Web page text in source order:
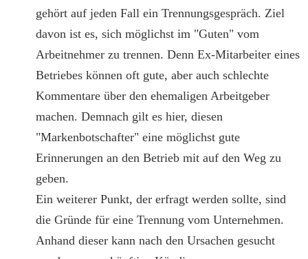
gehört auf jeden Fall ein Trennungsgespräch. Ziel
davon ist es, sich möglichst im "Guten" vom
Arbeitnehmer zu trennen. Denn Ex-Mitarbeiter eines
Betriebes können oft gute, aber auch schlechte
Kommentare über den ehemaligen Arbeitgeber
machen. Demnach gilt es hier, diesen
"Markenbotschafter" eine möglichst gute
Erinnerungen an den Betrieb mit auf den Weg zu
geben.
Ein weiterer Punkt, der erfragt werden sollte, sind
die Gründe für eine Trennung vom Unternehmen.
Anhand dieser kann nach den Ursachen gesucht